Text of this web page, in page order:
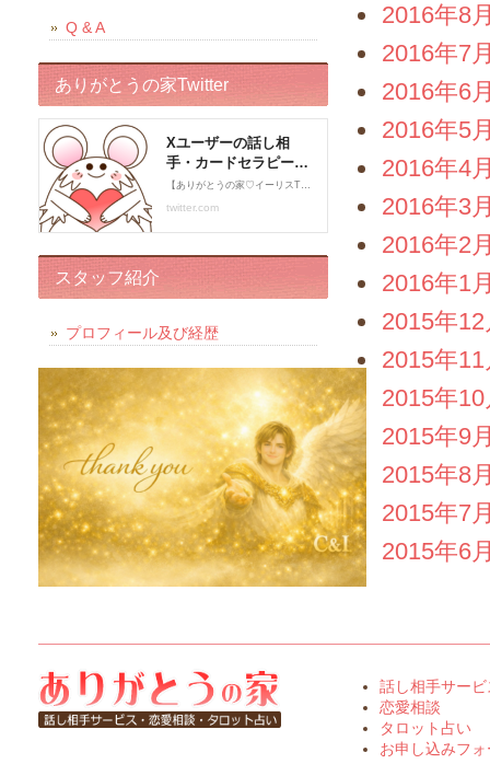
2016年8
2016年7
2016年6
2016年5
2016年4
2016年3
2016年2
2016年1
2015年12
2015年11
2015年10
2015年9
2015年8
2015年7
2015年6
Q & A
ありがとうの家Twitter
スタッフ紹介
プロフィール及び経歴
話し相手サービ
恋愛相談
タロット占い
お申し込みフ